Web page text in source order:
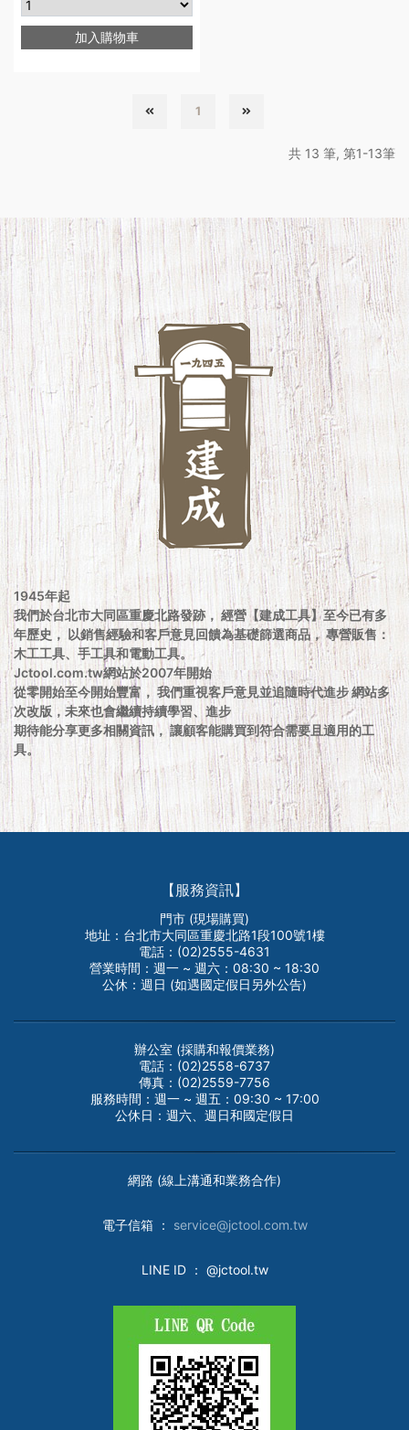
加入購物車
1
共 13 筆, 第1-13筆
1945年起
我們於台北市大同區重慶北路發跡， 經營【建成工具】至今已有多
年歷史， 以銷售經驗和客戶意見回饋為基礎篩選商品， 專營販售：
木工工具、手工具和電動工具。
Jctool.com.tw網站於2007年開始
從零開始至今開始豐富， 我們重視客戶意見並追隨時代進步 網站多
次改版，未來也會繼續持續學習、進步
期待能分享更多相關資訊， 讓顧客能購買到符合需要且適用的工
具。
【服務資訊】
門市 (現場購買)
地址：台北市大同區重慶北路1段100號1樓
電話：(02)2555-4631
營業時間：週一 ~ 週六：08:30 ~ 18:30
公休：週日 (如遇國定假日另外公告)
辦公室 (採購和報價業務)
電話：(02)2558-6737
傳真：(02)2559-7756
服務時間：週一 ~ 週五：09:30 ~ 17:00
公休日：週六、週日和國定假日
網路 (線上溝通和業務合作)
電子信箱 ： service@jctool.com.tw
LINE ID： @jctool.tw